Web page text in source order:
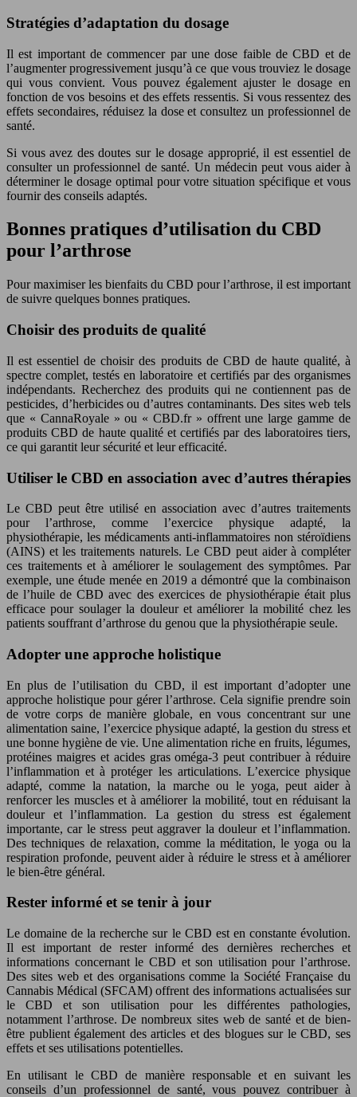
Stratégies d’adaptation du dosage
Il est important de commencer par une dose faible de CBD et de
l’augmenter progressivement jusqu’à ce que vous trouviez le dosage
qui vous convient. Vous pouvez également ajuster le dosage en
fonction de vos besoins et des effets ressentis. Si vous ressentez des
effets secondaires, réduisez la dose et consultez un professionnel de
santé.
Si vous avez des doutes sur le dosage approprié, il est essentiel de
consulter un professionnel de santé. Un médecin peut vous aider à
déterminer le dosage optimal pour votre situation spécifique et vous
fournir des conseils adaptés.
Bonnes pratiques d’utilisation du CBD
pour l’arthrose
Pour maximiser les bienfaits du CBD pour l’arthrose, il est important
de suivre quelques bonnes pratiques.
Choisir des produits de qualité
Il est essentiel de choisir des produits de CBD de haute qualité, à
spectre complet, testés en laboratoire et certifiés par des organismes
indépendants. Recherchez des produits qui ne contiennent pas de
pesticides, d’herbicides ou d’autres contaminants. Des sites web tels
que « CannaRoyale » ou « CBD.fr » offrent une large gamme de
produits CBD de haute qualité et certifiés par des laboratoires tiers,
ce qui garantit leur sécurité et leur efficacité.
Utiliser le CBD en association avec d’autres thérapies
Le CBD peut être utilisé en association avec d’autres traitements
pour l’arthrose, comme l’exercice physique adapté, la
physiothérapie, les médicaments anti-inflammatoires non stéroïdiens
(AINS) et les traitements naturels. Le CBD peut aider à compléter
ces traitements et à améliorer le soulagement des symptômes. Par
exemple, une étude menée en 2019 a démontré que la combinaison
de l’huile de CBD avec des exercices de physiothérapie était plus
efficace pour soulager la douleur et améliorer la mobilité chez les
patients souffrant d’arthrose du genou que la physiothérapie seule.
Adopter une approche holistique
En plus de l’utilisation du CBD, il est important d’adopter une
approche holistique pour gérer l’arthrose. Cela signifie prendre soin
de votre corps de manière globale, en vous concentrant sur une
alimentation saine, l’exercice physique adapté, la gestion du stress et
une bonne hygiène de vie. Une alimentation riche en fruits, légumes,
protéines maigres et acides gras oméga-3 peut contribuer à réduire
l’inflammation et à protéger les articulations. L’exercice physique
adapté, comme la natation, la marche ou le yoga, peut aider à
renforcer les muscles et à améliorer la mobilité, tout en réduisant la
douleur et l’inflammation. La gestion du stress est également
importante, car le stress peut aggraver la douleur et l’inflammation.
Des techniques de relaxation, comme la méditation, le yoga ou la
respiration profonde, peuvent aider à réduire le stress et à améliorer
le bien-être général.
Rester informé et se tenir à jour
Le domaine de la recherche sur le CBD est en constante évolution.
Il est important de rester informé des dernières recherches et
informations concernant le CBD et son utilisation pour l’arthrose.
Des sites web et des organisations comme la Société Française du
Cannabis Médical (SFCAM) offrent des informations actualisées sur
le CBD et son utilisation pour les différentes pathologies,
notamment l’arthrose. De nombreux sites web de santé et de bien-
être publient également des articles et des blogues sur le CBD, ses
effets et ses utilisations potentielles.
En utilisant le CBD de manière responsable et en suivant les
conseils d’un professionnel de santé, vous pouvez contribuer à